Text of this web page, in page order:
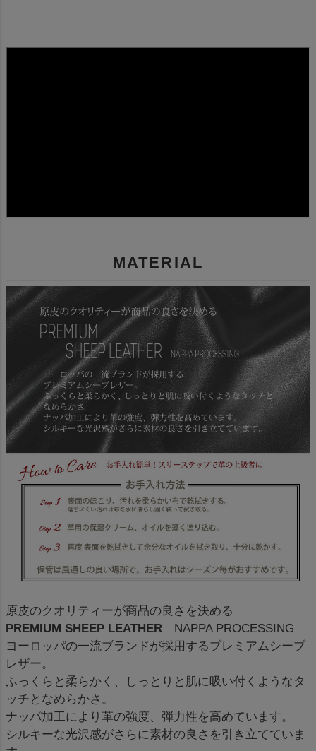
MATERIAL
原皮のクオリティーが商品の良さを決める
PREMIUM SHEEP LEATHER NAPPA PROCESSING
ヨーロッパの一流ブランドが採用するプレミアムシープ
レザー。
ふっくらと柔らかく、しっとりと肌に吸い付くようなタ
ッチとなめらかさ。
ナッパ加工により革の強度、弾力性を高めています。
シルキーな光沢感がさらに素材の良さを引き立てていま